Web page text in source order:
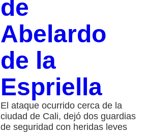
de
Abelardo
de la
Espriella
El ataque ocurrido cerca de la
ciudad de Cali, dejó dos guardias
de seguridad con heridas leves